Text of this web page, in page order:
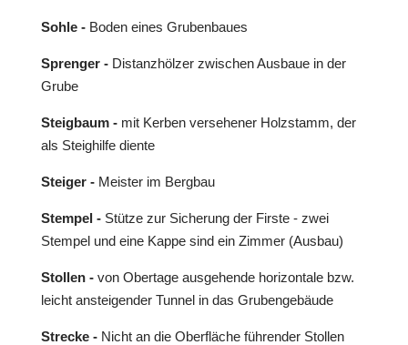
Sohle - Boden eines Grubenbaues
Sprenger - Distanzhölzer zwischen Ausbaue in der
Grube
Steigbaum - mit Kerben versehener Holzstamm, der
als Steighilfe diente
Steiger - Meister im Bergbau
Stempel - Stütze zur Sicherung der Firste - zwei
Stempel und eine Kappe sind ein Zimmer (Ausbau)
Stollen - von Obertage ausgehende horizontale bzw.
leicht ansteigender Tunnel in das Grubengebäude
Strecke - Nicht an die Oberfläche führender Stollen